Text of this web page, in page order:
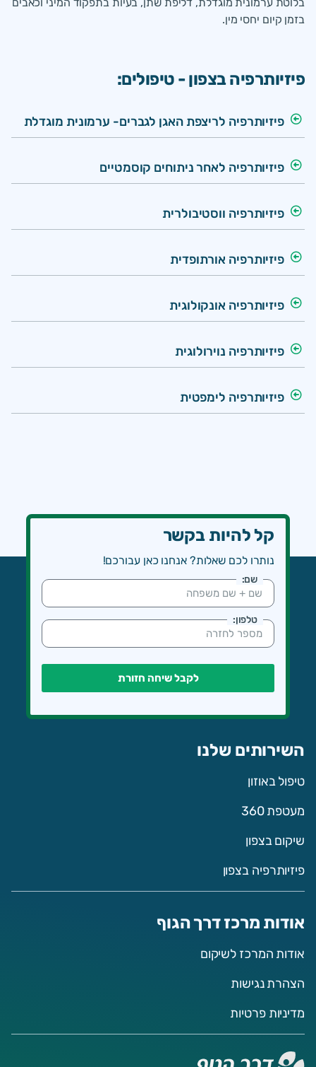
בזמן קיום יחסי מין.
פיזיותרפיה בצפון - טיפולים:
פיזיותרפיה לריצפת האגן לגברים- ערמונית מוגדלת
פיזיותרפיה לאחר ניתוחים קוסמטיים
פיזיותרפיה ווסטיבולרית
פיזיותרפיה אורתופדית
פיזיותרפיה אונקולוגית
פיזיותרפיה נוירולוגית
פיזיותרפיה לימפטית
השירותים שלנו
טיפול באוזון
מעטפת 360
שיקום בצפון
פיזיותרפיה בצפון
אודות מרכז דרך הגוף
אודות המרכז לשיקום
הצהרת נגישות
מדיניות פרטיות
קל להיות בקשר
נותרו לכם שאלות? אנחנו כאן עבורכם!
שם:
טלפון:
לקבל שיחה חזורת